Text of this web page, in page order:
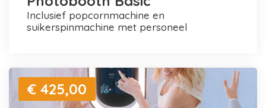
inclusief popcornmachine en
suikerspinmachine met personeel
€ 425,00